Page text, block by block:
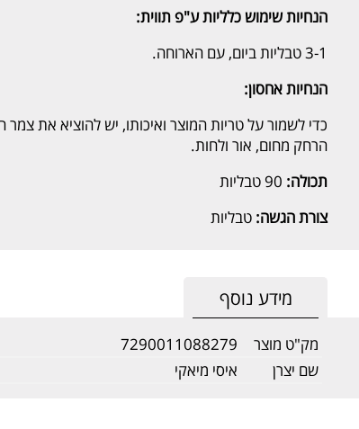
הנחיות שימוש כלליות ע"פ תווית:
3-1 טבליות ביום, עם הארוחה.
הנחיות אחסון:
כדי לשמור על טריות המוצר ואיכותו, יש להוציא את צמר
הרחק מחום, אור ולחות.
תכולה:
צורת הגשה: טבליות
מידע נוסף
מק"ט מוצר
7290011088279
שם יצרן
איסי מיאקי